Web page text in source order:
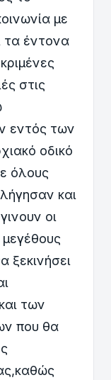
με
τα έντονα
στις
εντός των
οδικό
όλους
και
οι
μεγέθους
ξεκινήσει
των
που θα